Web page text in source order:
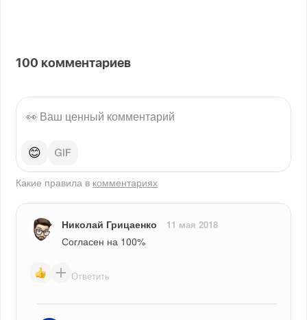
100 комментариев
😊
Какие правила в комментариях
Николай Грицаенко 11 мая 2018
Согласен на 100%
Ответить